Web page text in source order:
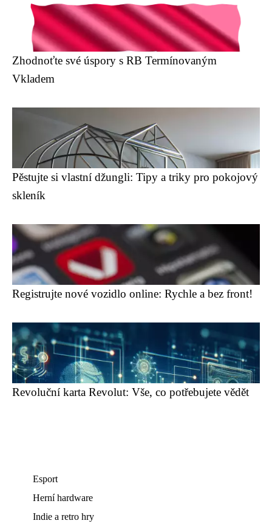
Zhodnoťte své úspory s RB Termínovaným
Vkladem
Pěstujte si vlastní džungli: Tipy a triky pro pokojový
skleník
Registrujte nové vozidlo online: Rychle a bez front!
Revoluční karta Revolut: Vše, co potřebujete vědět
Esport
Herní hardware
Indie a retro hry